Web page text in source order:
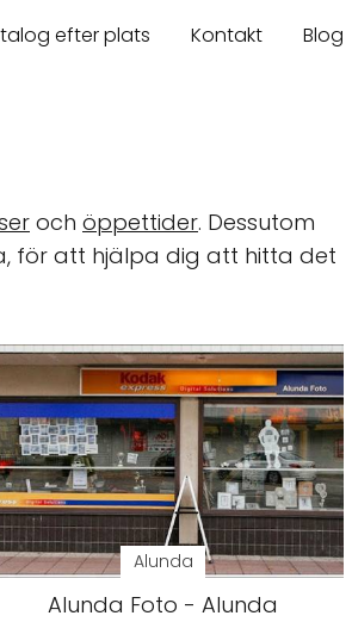
efter plats Kontakt Blog
och öppettider. Dessutom
för att hjälpa dig att hitta det
Alunda
Alunda Foto - Alunda